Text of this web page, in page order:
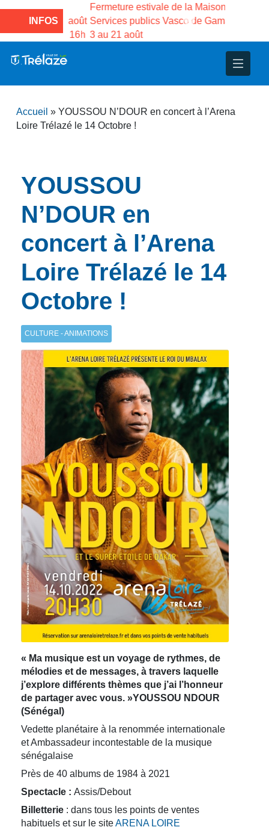
INFOS
la
au 17 août
18 août à 16h
Fermeture estivale de la Maison des
Services publics Vasco de Gama du
3 au 21 août
et d’animations
Projets
– Jumelage
Accueil » YOUSSOU N’DOUR en concert à l’Arena
Loire Trélazé le 14 Octobre !
YOUSSOU
N’DOUR en
concert à l’Arena
Loire Trélazé le 14
Octobre !
CULTURE - ANIMATIONS
« Ma musique est un voyage de rythmes, de
mélodies et de messages, à travers laquelle
j’explore différents thèmes que j’ai l’honneur
de partager avec vous. »YOUSSOU NDOUR
(Sénégal)
Vedette planétaire à la renommée internationale
et Ambassadeur incontestable de la musique
sénégalaise
Près de 40 albums de 1984 à 2021
Spectacle : Assis/Debout
Billetterie : dans tous les points de ventes
habituels et sur le siteARENA LOIRE